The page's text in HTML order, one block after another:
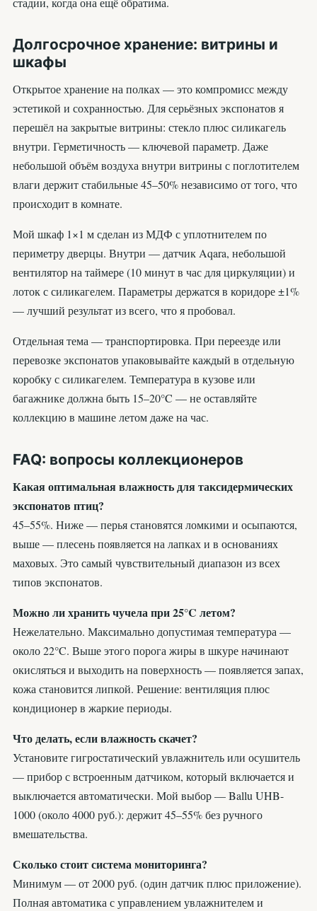
Долгосрочное хранение: витрины и
шкафы
Открытое хранение на полках — это компромисс между
эстетикой и сохранностью. Для серьёзных экспонатов я
перешёл на закрытые витрины: стекло плюс силикагель
внутри. Герметичность — ключевой параметр. Даже
небольшой объём воздуха внутри витрины с поглотителем
влаги держит стабильные 45–50% независимо от того, что
происходит в комнате.
Мой шкаф 1×1 м сделан из МДФ с уплотнителем по
периметру дверцы. Внутри — датчик Aqara, небольшой
вентилятор на таймере (10 минут в час для циркуляции) и
лоток с силикагелем. Параметры держатся в коридоре ±1%
— лучший результат из всего, что я пробовал.
Отдельная тема — транспортировка. При переезде или
перевозке экспонатов упаковывайте каждый в отдельную
коробку с силикагелем. Температура в кузове или
багажнике должна быть 15–20°C — не оставляйте
коллекцию в машине летом даже на час.
FAQ: вопросы коллекционеров
Какая оптимальная влажность для таксидермических
экспонатов птиц?
45–55%. Ниже — перья становятся ломкими и осыпаются,
выше — плесень появляется на лапках и в основаниях
маховых. Это самый чувствительный диапазон из всех
типов экспонатов.
Можно ли хранить чучела при 25°C летом?
Нежелательно. Максимально допустимая температура —
около 22°C. Выше этого порога жиры в шкуре начинают
окисляться и выходить на поверхность — появляется запах,
кожа становится липкой. Решение: вентиляция плюс
кондиционер в жаркие периоды.
Что делать, если влажность скачет?
Установите гигростатический увлажнитель или осушитель
— прибор с встроенным датчиком, который включается и
выключается автоматически. Мой выбор — Ballu UHB-
1000 (около 4000 руб.): держит 45–55% без ручного
вмешательства.
Сколько стоит система мониторинга?
Минимум — от 2000 руб. (один датчик плюс приложение).
Полная автоматика с управлением увлажнителем и